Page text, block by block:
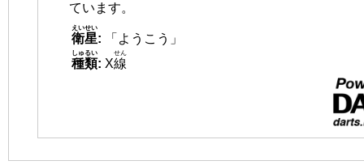
ています。
衛星
えいせい
:
「ようこう」
種類
しゅるい
: X線
せん